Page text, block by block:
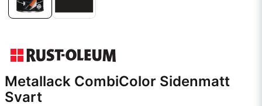
Metallack CombiColor Sidenmatt
Svart